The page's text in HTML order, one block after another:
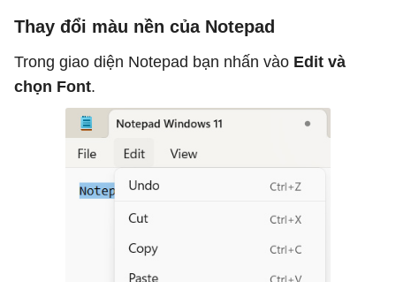
Thay đổi màu nền của Notepad
Trong giao diện Notepad bạn nhấn vào Edit và
chọn Font.